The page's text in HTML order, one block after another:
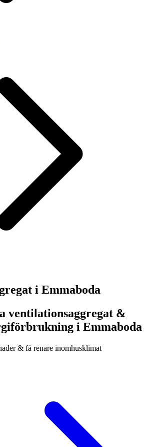
i Emmaboda
ventilationsaggregat &
i Emmaboda
& få renare inomhusklimat